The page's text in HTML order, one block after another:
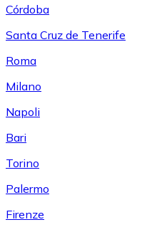
Córdoba
Santa Cruz de Tenerife
Roma
Milano
Napoli
Bari
Torino
Palermo
Firenze